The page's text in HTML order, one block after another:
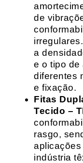
de
a
e o tipo de
diferentes
e fixação.
Fitas
Tecido –
rasgo,
indústria